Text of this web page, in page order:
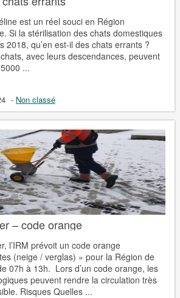
est un réel souci en Région
Si la stérilisation des chats domestiques
2018, qu’en est-il des chats errants ?
avec leurs descendances, peuvent
...
- Non classé
– code orange
l’IRM prévoit un code orange
(neige / verglas) » pour la Région de
07h à 13h. Lors d’un code orange, les
peuvent rendre la circulation très
Risques Quelles ...